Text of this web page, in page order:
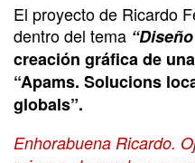
El proyecto de Ricardo
dentro del tema
creación gráfica de
“Apams. Solucions
globals”.
Enhorabuena Ricardo.